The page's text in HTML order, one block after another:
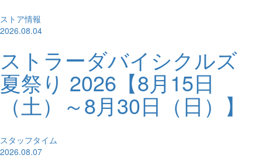
ストア情報
2026.08.04
ストラーダバイシクルズ
夏祭り 2026【8月15日
（土）～8月30日（日）】
スタッフタイム
2026.08.07